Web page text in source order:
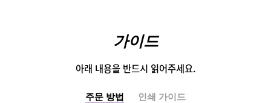
가이드
아래 내용을 반드시 읽어주세요.
주문 방법 인쇄 가이드